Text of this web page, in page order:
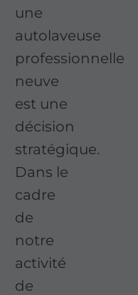
une
autolaveuse
professionnelle
neuve
est une
décision
stratégique.
Dans le
cadre
de
notre
activité
de